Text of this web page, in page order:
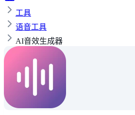
工具
语音工具
AI音效生成器